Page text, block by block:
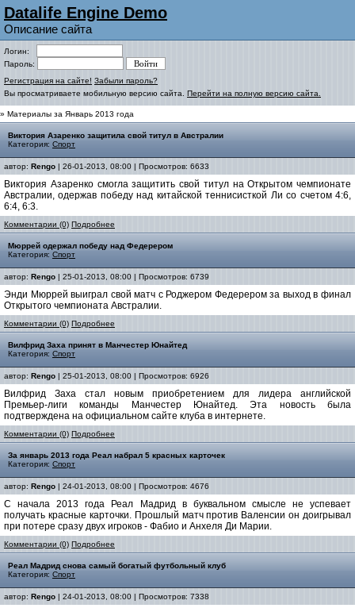
Datalife Engine Demo
Описание сайта
Логин:
Пароль:
Регистрация на сайте! Забыли пароль?
Вы просматриваете мобильную версию сайта. Перейти на полную версию сайта.
» Материалы за Январь 2013 года
Виктория Азаренко защитила свой титул в Австралии
Категория: Спорт
автор: Rengo | 26-01-2013, 08:00 | Просмотров: 6633
Виктория Азаренко смогла защитить свой титул на Открытом чемпионате
Австралии, одержав победу над китайской теннисисткой Ли со счетом 4:6,
6:4, 6:3.
Комментарии (0) Подробнее
Мюррей одержал победу над Федерером
Категория: Спорт
автор: Rengo | 25-01-2013, 08:00 | Просмотров: 6739
Энди Мюррей выиграл свой матч с Роджером Федерером за выход в финал
Открытого чемпионата Австралии.
Комментарии (0) Подробнее
Вилфрид Заха принят в Манчестер Юнайтед
Категория: Спорт
автор: Rengo | 25-01-2013, 08:00 | Просмотров: 6926
Вилфрид Заха стал новым приобретением для лидера английской
Премьер-лиги команды Манчестер Юнайтед. Эта новость была
подтверждена на официальном сайте клуба в интернете.
Комментарии (0) Подробнее
За январь 2013 года Реал набрал 5 красных карточек
Категория: Спорт
автор: Rengo | 24-01-2013, 08:00 | Просмотров: 4676
С начала 2013 года Реал Мадрид в буквальном смысле не успевает
получать красные карточки. Прошлый матч против Валенсии он доигрывал
при потере сразу двух игроков - Фабио и Анхеля Ди Марии.
Комментарии (0) Подробнее
Реал Мадрид снова самый богатый футбольный клуб
Категория: Спорт
автор: Rengo | 24-01-2013, 08:00 | Просмотров: 7338